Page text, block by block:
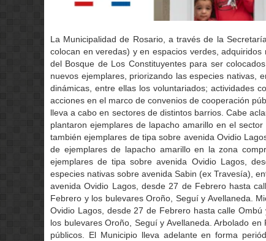
La Municipalidad de Rosario, a través de la
colocan en veredas) y en espacios verdes,
del Bosque de Los Constituyentes para ser
nuevos ejemplares, priorizando las especies nativas,
dinámicas, entre ellas los voluntariados; actividades
acciones en el marco de convenios de cooperación
lleva a cabo en sectores de distintos barrios. Cabe
plantaron ejemplares de lapacho amarillo en el
también ejemplares de tipa sobre avenida Ovidio
de ejemplares de lapacho amarillo en la zona
ejemplares de tipa sobre avenida Ovidio Lagos,
especies nativas sobre avenida Sabin (ex Travesía),
avenida Ovidio Lagos, desde 27 de Febrero hasta
Febrero y los bulevares Oroño, Seguí y Avellaneda.
Ovidio Lagos, desde 27 de Febrero hasta calle
los bulevares Oroño, Seguí y Avellaneda. Arbolado
públicos. El Municipio lleva adelante en forma